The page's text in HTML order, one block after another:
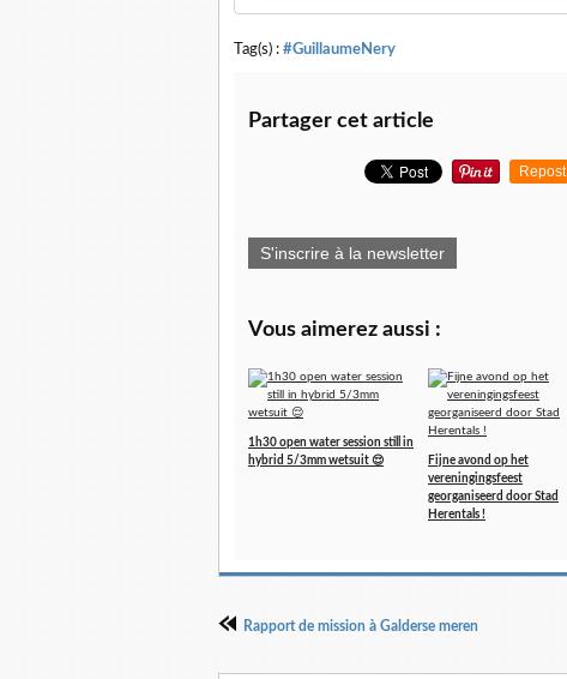
Tag(s) : #GuillaumeNery
Partager cet article
Repost
S'inscrire à la newsletter
Vous aimerez aussi :
1h30 open water session still in
hybrid 5/3mm wetsuit 😌
Fijne avond op het
vereningingsfeest
georganiseerd door Stad
Herentals !
Rapport de mission à Galderse meren